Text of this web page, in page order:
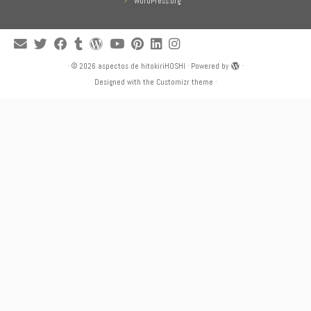
· © 2026 aspectos de hitokiriHOSHI · Powered by
·
Designed with the Customizr theme ·